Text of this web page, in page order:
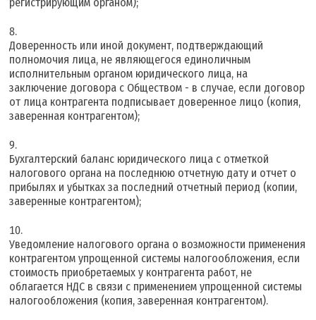
Доверенность или иной документ, подтверждающий
полномочия лица, не являющегося единоличным
исполнительным органом юридического лица, на
заключение договора с Обществом - в случае, если договор
от лица контрагента подписывает доверенное лицо (копия,
заверенная контрагентом);
Бухгалтерский баланс юридического лица с отметкой
налогового органа на последнюю отчетную дату и отчет о
прибылях и убытках за последний отчетный период (копии,
заверенные контрагентом);
Уведомление налогового органа о возможности применения
контрагентом упрощенной системы налогообложения, если
стоимость приобретаемых у контрагента работ, не
облагается НДС в связи с применением упрощенной системы
налогообложения (копия, заверенная контрагентом).